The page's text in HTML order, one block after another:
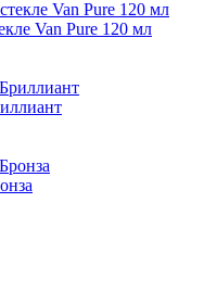
Van Pure 120 мл